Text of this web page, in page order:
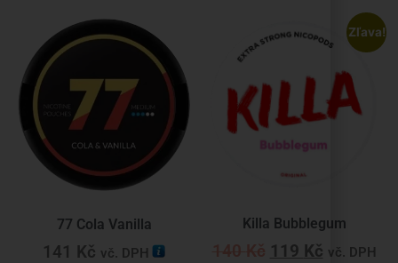
77 Cola Vanilla
141 Kč vč. DPH
Zľava!
Killa Bubblegum
119 Kč vč. DPH